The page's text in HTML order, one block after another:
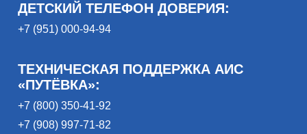
ДЕТСКИЙ ТЕЛЕФОН ДОВЕРИЯ:
+7 (951) 000-94-94
ТЕХНИЧЕСКАЯ ПОДДЕРЖКА АИС
«ПУТЁВКА»:
+7 (800) 350-41-92
+7 (908) 997-71-82